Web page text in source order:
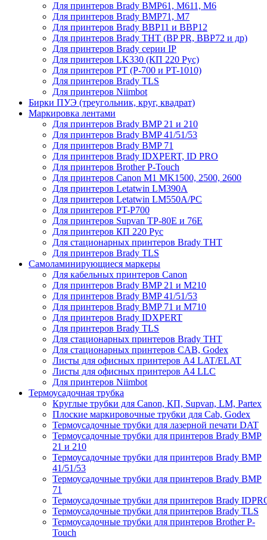
Для принтеров Brady BMP61, M611, M6
Для принтеров Brady BMP71, M7
Для принтеров Brady BBP11 и BBP12
Для принтеров Brady THT (BP PR, BBP72 и др)
Для принтеров Brady серии IP
Для принтеров LK330 (КП 220 Рус)
Для принтеров PT (P-700 и PT-1010)
Для принтеров Brady TLS
Для принтеров Niimbot
Бирки ПУЭ (треугольник, круг, квадрат)
Маркировка лентами
Для принтеров Brady BMP 21 и 210
Для принтеров Brady BMP 41/51/53
Для принтеров Brady BMP 71
Для принтеров Brady IDXPERT, ID PRO
Для принтеров Brother P-Touch
Для принтеров Canon M1 MK1500, 2500, 2600
Для принтеров Letatwin LM390A
Для принтеров Letatwin LM550A/PC
Для принтеров PT-P700
Для принтеров Supvan TP-80E и 76E
Для принтеров КП 220 Рус
Для стационарных принтеров Brady THT
Для принтеров Brady TLS
Самоламинирующиеся маркеры
Для кабельных принтеров Canon
Для принтеров Brady BMP 21 и M210
Для принтеров Brady BMP 41/51/53
Для принтеров Brady BMP 71 и M710
Для принтеров Brady IDXPERT
Для принтеров Brady TLS
Для стационарных принтеров Brady THT
Для стационарных принтеров CAB, Godex
Листы для офисных принтеров А4 LAT/ELAT
Листы для офисных принтеров А4 LLC
Для принтеров Niimbot
Термоусадочная трубка
Круглые трубки для Canon, КП, Supvan, LM, Partex
Плоские маркировочные трубки для Cab, Godex
Термоусадочные трубки для лазерной печати DAT
Термоусадочные трубки для принтеров Brady BMP
21 и 210
Термоусадочные трубки для принтеров Brady BMP
41/51/53
Термоусадочные трубки для принтеров Brady BMP
71
Термоусадочные трубки для принтеров Brady
Термоусадочные трубки для принтеров Brady TLS
Термоусадочные трубки для принтеров Brother P-
Touch